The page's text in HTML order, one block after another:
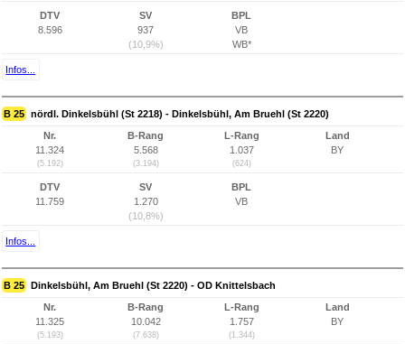
DTV
8.596
SV
937
(10,9%)
BPL
VB
WB*
Infos...
B 25 nördl. Dinkelsbühl (St 2218) - Dinkelsbühl, Am Bruehl (St 2220)
Nr.
11.324
(5.192)
B-Rang
5.568
(3.194)
L-Rang
1.037
(624)
Land
BY
DTV
11.759
SV
1.270
(10,8%)
BPL
VB
Infos...
B 25 Dinkelsbühl, Am Bruehl (St 2220) - OD Knittelsbach
Nr.
11.325
(5.193)
B-Rang
10.042
(7.638)
L-Rang
1.757
(1.344)
Land
BY